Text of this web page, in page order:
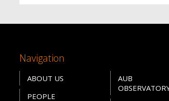
Navigation
ABOUT US
PEOPLE
AUB